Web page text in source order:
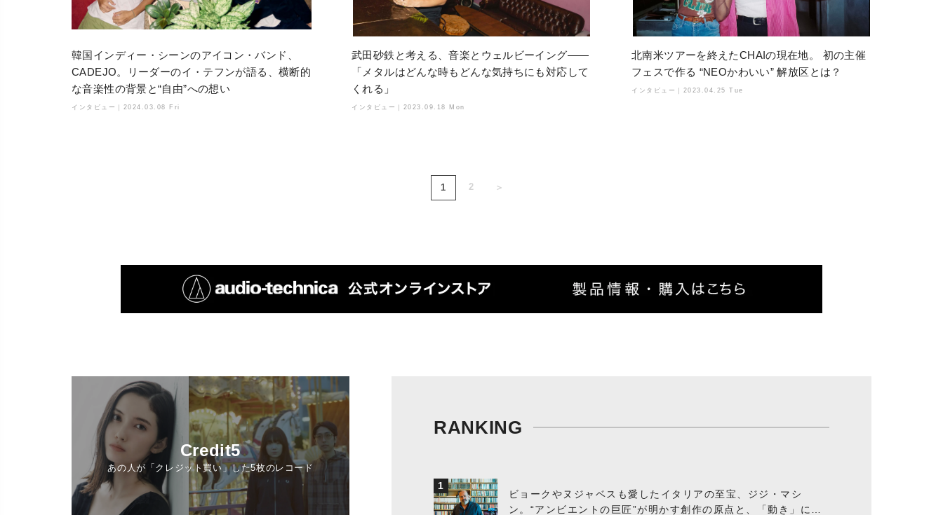
韓国インディー・シーンのアイコン・バンド、
CADEJO。リーダーのイ・テフンが語る、横断的
な音楽性の背景と“自由”への想い
インタビュー｜ 2024.03.08 Fri
武田砂鉄と考える、音楽とウェルビーイング——
「メタルはどんな時もどんな気持ちにも対応して
くれる」
インタビュー｜ 2023.09.18 Mon
北南米ツアーを終えたCHAIの現在地。 初の主催
フェスで作る “NEOかわいい” 解放区とは？
インタビュー｜ 2023.04.25 Tue
1 2 ＞
Credit5
あの人が「クレジット買い」した5枚のレコード
RANKING
1
ビョークやヌジャベスも愛したイタリアの至宝、ジジ・マシ
ン。“アンビエントの巨匠”が明かす創作の原点と、「動き」に満